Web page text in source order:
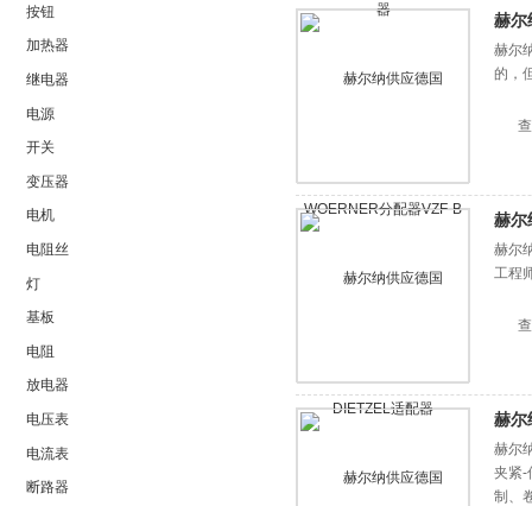
按钮
加热器
继电器
电源
开关
变压器
电机
电阻丝
灯
基板
电阻
放电器
电压表
电流表
断路器
赫尔
赫尔
的，
赫尔
赫尔
工程
赫尔
赫尔
夹紧-
制、